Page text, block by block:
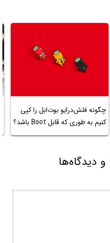
چگونه فلش‌درایو بوت‌ابل را کپی
کنیم به طوری که قابل Boot باشد؟
دیدگاه‌ها